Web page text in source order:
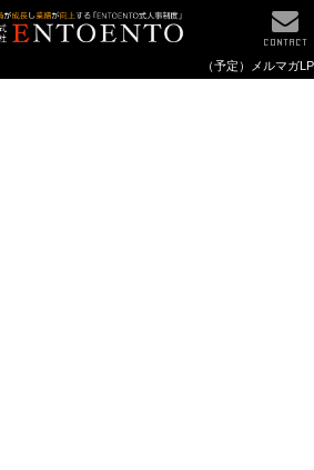
（予定）メルマガLP
CONTACT